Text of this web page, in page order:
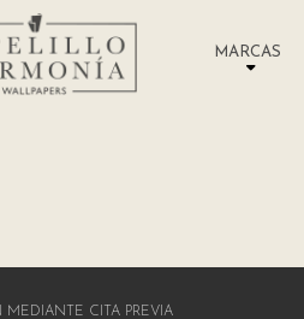
MARCAS
CITA PREVIA